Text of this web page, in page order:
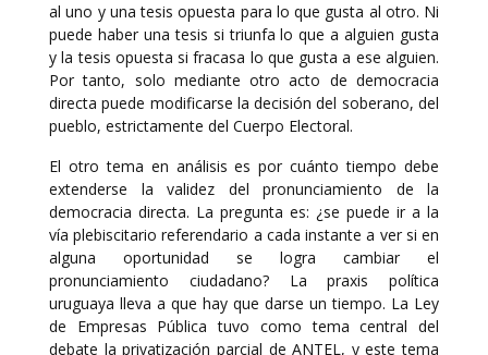
al uno y una tesis opuesta para lo que gusta al otro. Ni
puede haber una tesis si triunfa lo que a alguien gusta
y la tesis opuesta si fracasa lo que gusta a ese alguien.
Por tanto, solo mediante otro acto de democracia
directa puede modificarse la decisión del soberano, del
pueblo, estrictamente del Cuerpo Electoral.
El otro tema en análisis es por cuánto tiempo debe
extenderse la validez del pronunciamiento de la
democracia directa. La pregunta es: ¿se puede ir a la
vía plebiscitario referendario a cada instante a ver si en
alguna oportunidad se logra cambiar el
pronunciamiento ciudadano? La praxis política
uruguaya lleva a que hay que darse un tiempo. La Ley
de Empresas Pública tuvo como tema central del
debate la privatización parcial de ANTEL, y este tema